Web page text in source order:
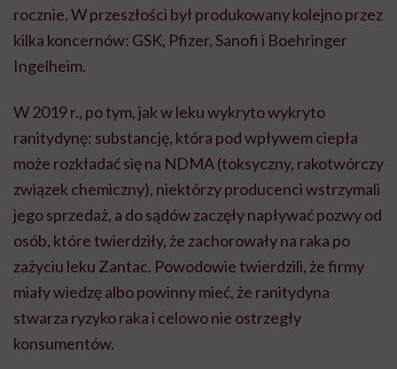
rocznie. W przeszłości był produkowany kolejno przez
kilka koncernów: GSK, Pfizer, Sanofi i Boehringer
Ingelheim.
W 2019 r., po tym, jak w leku wykryto wykryto
ranitydynę: substancję, która pod wpływem ciepła
może rozkładać się na NDMA (toksyczny, rakotwórczy
związek chemiczny), niektórzy producenci wstrzymali
jego sprzedaż, a do sądów zaczęły napływać pozwy od
osób, które twierdziły, że zachorowały na raka po
zażyciu leku Zantac. Powodowie twierdzili, że firmy
miały wiedzę albo powinny mieć, że ranitydyna
stwarza ryzyko raka i celowo nie ostrzegły
konsumentów.